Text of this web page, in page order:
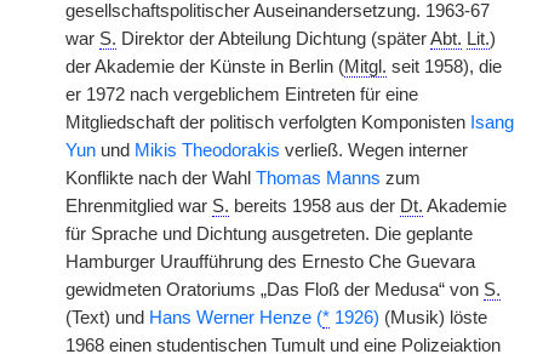
gesellschaftspolitischer Auseinandersetzung. 1963-67
war S. Direktor der Abteilung Dichtung (späterAbt. Lit.)
der Akademie der Künste in Berlin (Mitgl. seit 1958), die
er 1972 nach vergeblichem Eintreten für eine
Mitgliedschaft der politisch verfolgten Komponisten Isang
Yun und Mikis Theodorakis verließ. Wegen interner
Konflikte nach der Wahl Thomas Manns zum
Ehrenmitglied war S. bereits 1958 aus der Dt. Akademie
für Sprache und Dichtung ausgetreten. Die geplante
Hamburger Uraufführung des Ernesto Che Guevara
gewidmeten Oratoriums „Das Floß der Medusa“ von S.
(Text) und Hans Werner Henze (* 1926) (Musik) löste
1968 einen studentischen Tumult und eine Polizeiaktion